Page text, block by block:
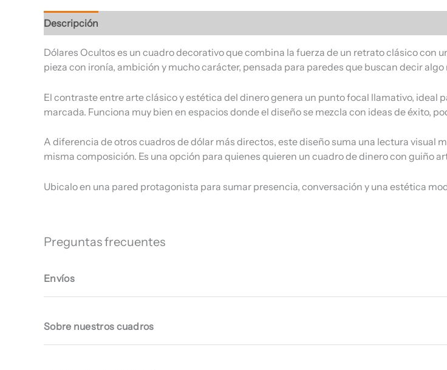
Descripción
Dólares Ocultos es un cuadro decorativo que combina la fuerza de un retrato clásico con
pieza con ironía, ambición y mucho carácter, pensada para paredes que buscan decir algo
El contraste entre arte clásico y estética del dinero genera un punto focal llamativo,
marcada. Funciona muy bien en espacios donde el diseño se mezcla con ideas de éxito,
A diferencia de otros cuadros de dólar más directos, este diseño suma una lectura visual
misma composición. Es una opción para quienes quieren un cuadro de dinero con guiño
Ubicalo en una pared protagonista para sumar presencia, conversación y una estética
Preguntas frecuentes
Envíos
Sobre nuestros cuadros